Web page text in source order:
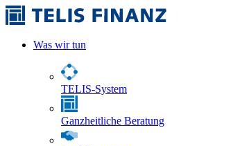
Was wir tun
TELIS-System
Ganzheitliche Beratung